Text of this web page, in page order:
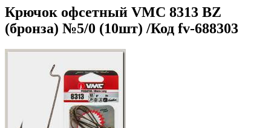
Крючок офсетный VMC 8313 BZ
(бронза) №5/0 (10шт) /Код fv-688303